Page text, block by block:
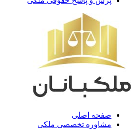
صفحه اصلی
مشاوره تخصصی ملکی